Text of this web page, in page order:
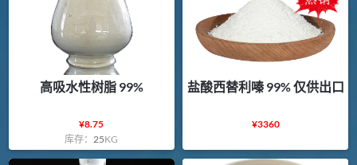
高吸水性树脂 99%
¥8.75
库存：25KG
盐酸西替利嗪 99% 仅供出口
¥3360